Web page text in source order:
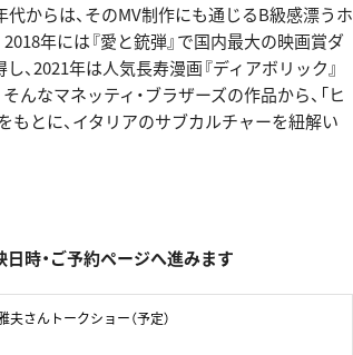
からは、そのMV制作にも通じるB級感漂うホ
年には『愛と銃弾』で国内最大の映画賞ダ
、2021年は人気長寿漫画『ディアボリック』
なマネッティ・ブラザーズの作品から、「ヒ
もとに、イタリアのサブカルチャーを紐解い
時・ご予約ページへ進みます
夫さんトークショー（予定）